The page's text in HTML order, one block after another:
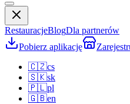
RestauracjeBlogDla partnerów
Pobierz aplikację
🇨🇿cs
🇸🇰sk
🇵🇱pl
🇬🇧en